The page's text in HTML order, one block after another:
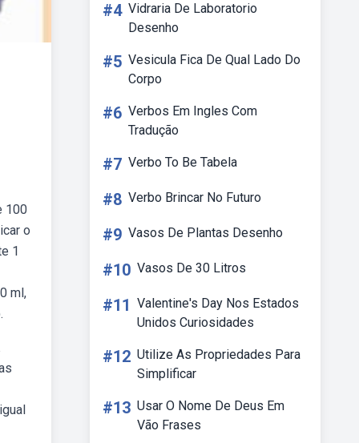
100
o
1
ml,
#4 Vidraria De Laboratorio
Desenho
#5 Vesicula Fica De Qual Lado Do
Corpo
#6 Verbos Em Ingles Com
Tradução
#7 Verbo To Be Tabela
#8 Verbo Brincar No Futuro
#9 Vasos De Plantas Desenho
#10 Vasos De 30 Litros
#11 Valentine's Day Nos Estados
Unidos Curiosidades
#12 Utilize As Propriedades Para
Simplificar
#13 Usar O Nome De Deus Em
Vão Frases